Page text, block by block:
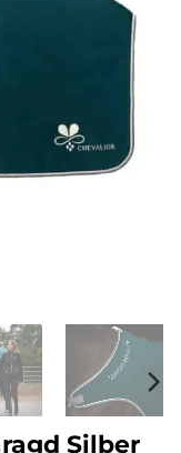
Silber